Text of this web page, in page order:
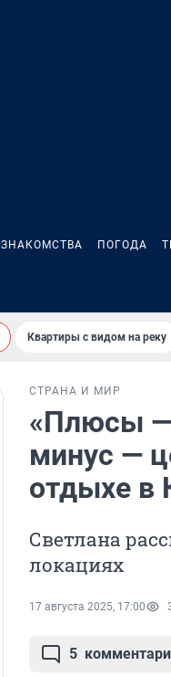
ЗНАКОМСТВА ПОГОДА
Квартиры с видом на реку
СТРАНА И МИР
«Плюсы —
минус —
отдыхе в
Светлана
локациях
17 августа 2025, 17:00
5